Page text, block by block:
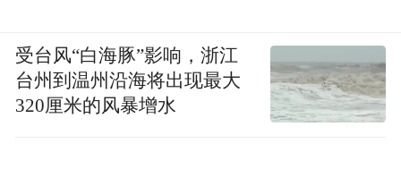
受台风“白海豚”影响，浙江
台州到温州沿海将出现最大
320厘米的风暴增水